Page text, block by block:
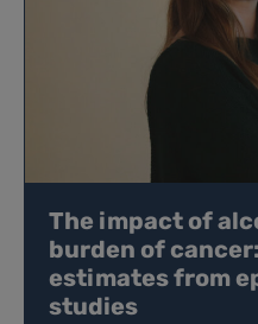
The impact of
burden of
estimates from
studies